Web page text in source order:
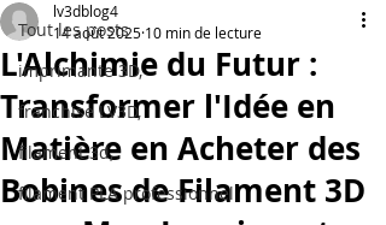
Tout les posts
imprimante 3D,
franchise LV3D,
filament 3d,
filament PLA professionnel
L'Alchimie du Futur :
Transformer l'Idée en
Matière en Acheter des
Bobines de Filament 3D
lv3dblog4
14 août 2025 10 min de lecture